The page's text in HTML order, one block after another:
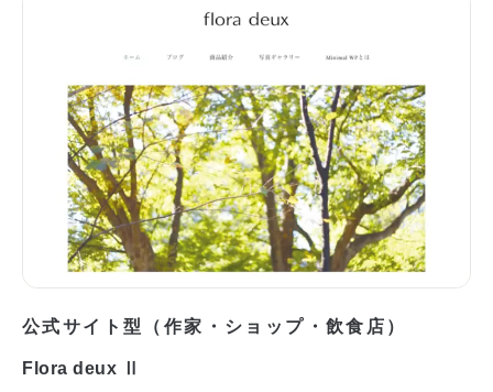
公式サイト型（作家・ショップ・飲食店）
Flora deux Ⅱ